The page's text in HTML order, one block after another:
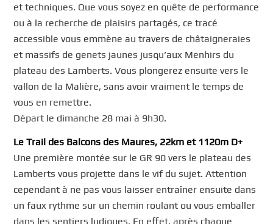
et techniques. Que vous soyez en quête de performance
ou à la recherche de plaisirs partagés, ce tracé
accessible vous emmène au travers de châtaigneraies
et massifs de genets jaunes jusqu’aux Menhirs du
plateau des Lamberts. Vous plongerez ensuite vers le
vallon de la Malière, sans avoir vraiment le temps de
vous en remettre.
Départ le dimanche 28 mai à 9h30.
Le Trail des Balcons des Maures, 22km et 1120m D+
Une première montée sur le GR 90 vers le plateau des
Lamberts vous projette dans le vif du sujet. Attention
cependant à ne pas vous laisser entraîner ensuite dans
un faux rythme sur un chemin roulant ou vous emballer
dans les sentiers ludiques. En effet, après chaque